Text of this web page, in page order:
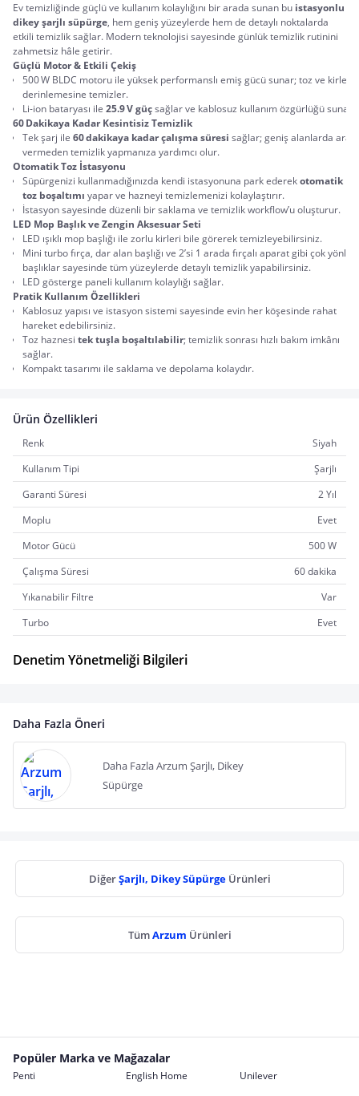
Ev temizliğinde güçlü ve kullanım kolaylığını bir arada sunan bu istasyonlu
dikey şarjlı süpürge, hem geniş yüzeylerde hem de detaylı noktalarda
etkili temizlik sağlar. Modern teknolojisi sayesinde günlük temizlik rutinini
zahmetsiz hâle getirir.
Güçlü Motor & Etkili Çekiş
500 W BLDC motoru ile yüksek performanslı emiş gücü sunar; toz ve kirleri
derinlemesine temizler.
Li‑ion bataryası ile 25.9 V güç sağlar ve kablosuz kullanım özgürlüğü sunar.
60 Dakikaya Kadar Kesintisiz Temizlik
Tek şarj ile 60 dakikaya kadar çalışma süresi sağlar; geniş alanlarda ara
vermeden temizlik yapmanıza yardımcı olur.
Otomatik Toz İstasyonu
Süpürgenizi kullanmadığınızda kendi istasyonuna park ederek otomatik
toz boşaltımı yapar ve hazneyi temizlemenizi kolaylaştırır.
İstasyon sayesinde düzenli bir saklama ve temizlik workflow’u oluşturur.
LED Mop Başlık ve Zengin Aksesuar Seti
LED ışıklı mop başlığı ile zorlu kirleri bile görerek temizleyebilirsiniz.
Mini turbo fırça, dar alan başlığı ve 2’si 1 arada fırçalı aparat gibi çok yönlü
başlıklar sayesinde tüm yüzeylerde detaylı temizlik yapabilirsiniz.
LED gösterge paneli kullanım kolaylığı sağlar.
Pratik Kullanım Özellikleri
Kablosuz yapısı ve istasyon sistemi sayesinde evin her köşesinde rahat
hareket edebilirsiniz.
Toz haznesi tek tuşla boşaltılabilir; temizlik sonrası hızlı bakım imkânı
sağlar.
Kompakt tasarımı ile saklama ve depolama kolaydır.
Ürün Özellikleri
Renk
Siyah
Kullanım Tipi
Şarjlı
Garanti Süresi
2 Yıl
Moplu
Evet
Motor Gücü
500 W
Çalışma Süresi
60 dakika
Yıkanabilir Filtre
Var
Turbo
Evet
Denetim Yönetmeliği Bilgileri
Daha Fazla Öneri
Daha Fazla Arzum Şarjlı, Dikey
Süpürge
DiğerŞarjlı, Dikey Süpürge Ürünleri
TümArzum Ürünleri
Popüler Marka ve Mağazalar
Penti English Home
Unilever